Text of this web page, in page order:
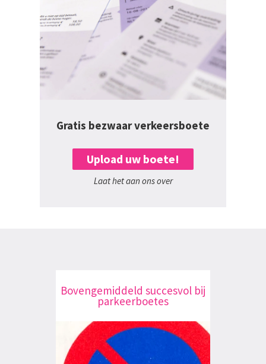
Gratis bezwaar verkeersboete
Upload uw boete!
Laat het aan ons over
Bovengemiddeld succesvol bij
parkeerboetes